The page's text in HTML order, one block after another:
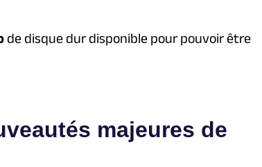
de disque dur disponible pour pouvoir être
majeures de